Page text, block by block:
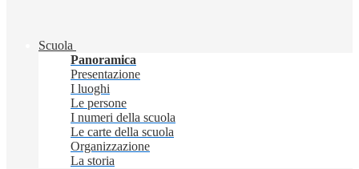
Scuola
Panoramica
Presentazione
I luoghi
Le persone
I numeri della scuola
Le carte della scuola
Organizzazione
La storia